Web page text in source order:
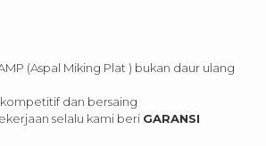
(Aspal Miking Plat ) bukan daur ulang
dan bersaing
selalu kami beri GARANSI